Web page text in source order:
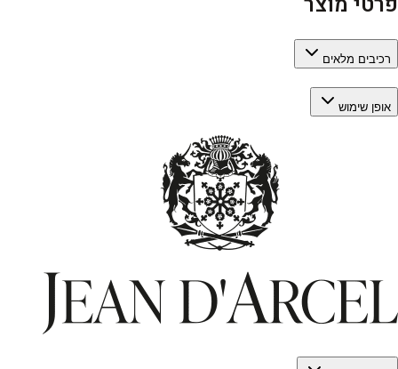
רכיבים מלאים
אופן שימוש